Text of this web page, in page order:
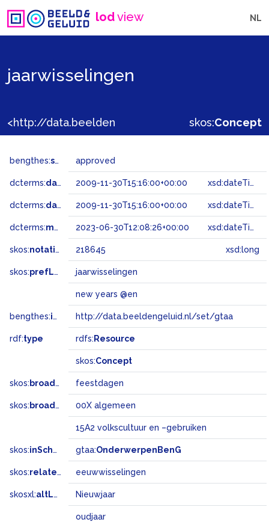
lodview NL
jaarwisselingen
skos:Concept
bengthes:status approved
dcterms:dateAccepted 2009-11-30T15:16:00+00:00 xsd:dateTime
dcterms:dateSubmitted 2009-11-30T15:16:00+00:00 xsd:dateTime
dcterms:modified 2023-06-30T12:08:26+00:00 xsd:dateTime
skos:notation 218645 xsd:long
skos:prefLabel jaarwisselingen
new years @en
bengthes:inSet http://data.beeldengeluid.nl/set/gtaa
rdf:type rdfs: Resource
skos:Concept
skos: broader feestdagen
skos: broadMatch 00X algemeen
15A2 volkscultuur en –gebruiken
skos:inScheme gtaa:OnderwerpenBenG
skos:related eeuwwisselingen
skosxl:altLabel Nieuwjaar
oudjaar